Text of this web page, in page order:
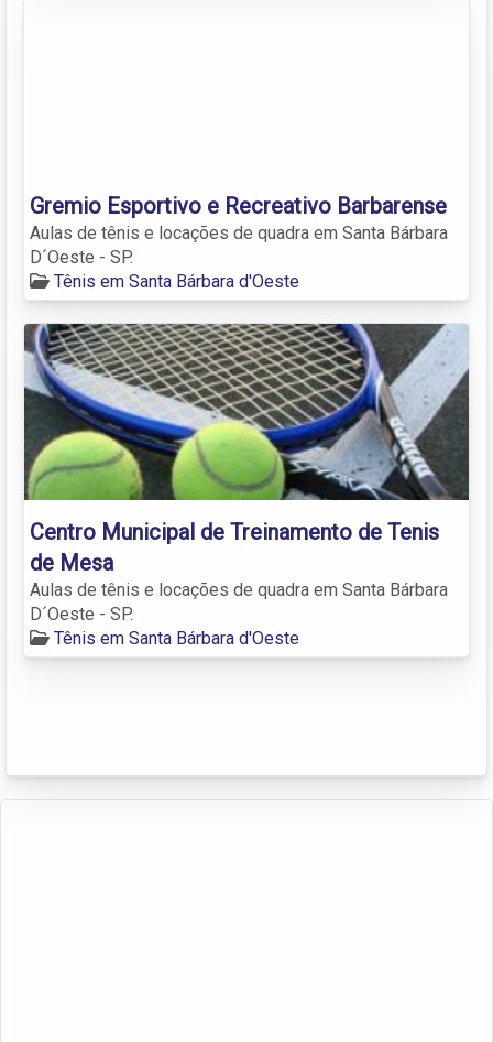
Gremio Esportivo e Recreativo Barbarense
Aulas de tênis e locações de quadra em Santa Bárbara
D´Oeste - SP.
Tênis em Santa Bárbara d'Oeste
Centro Municipal de Treinamento de Tenis
de Mesa
Aulas de tênis e locações de quadra em Santa Bárbara
D´Oeste - SP.
Tênis em Santa Bárbara d'Oeste